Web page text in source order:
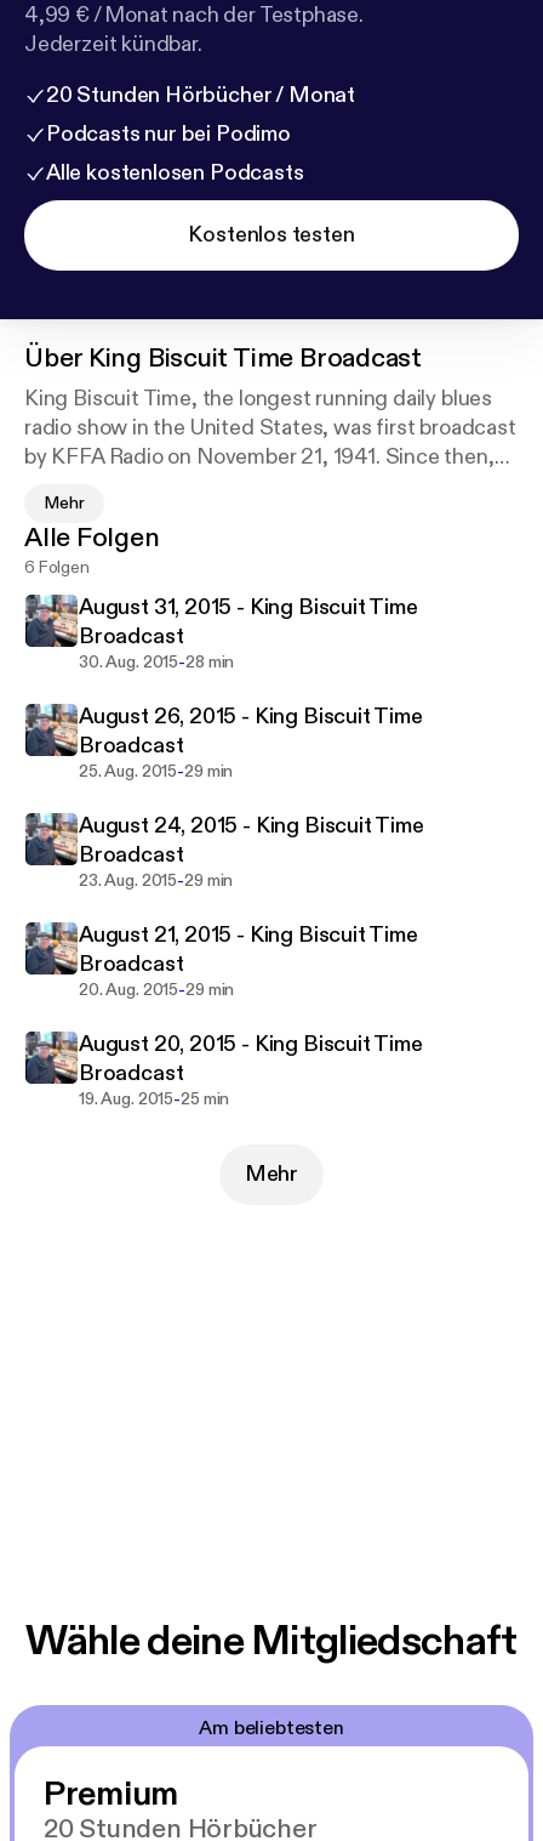
4,99 € / Monat nach der Testphase.
Jederzeit kündbar.
20 Stunden Hörbücher / Monat
Podcasts nur bei Podimo
Alle kostenlosen Podcasts
Kostenlos testen
Über King Biscuit Time Broadcast
King Biscuit Time, the longest running daily blues
radio show in the United States, was first broadcast
by KFFA Radio on November 21, 1941. Since then,
program began broadcasting from a remote studio
at the Delta Cultural Center. Catch "Sunshine"
Sonny Payne broadcasting live from the Visitors
Center each day from 12:15 to 12:45 p.m. You never
know who you might see when you stop in to see
the live broadcast. Live music and entertaining
Mehr
Alle Folgen
6 Folgen
August 31, 2015 - King Biscuit Time
Broadcast
30. Aug. 2015-28 min
August 26, 2015 - King Biscuit Time
Broadcast
25. Aug. 2015-29 min
August 24, 2015 - King Biscuit Time
Broadcast
23. Aug. 2015-29 min
August 21, 2015 - King Biscuit Time
Broadcast
20. Aug. 2015-29 min
August 20, 2015 - King Biscuit Time
Broadcast
19. Aug. 2015-25 min
Mehr
Wähle deine Mitgliedschaft
Am beliebtesten
Premium
20 Stunden Hörbücher